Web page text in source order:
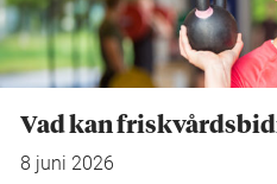
Vad kan
8 juni 2026